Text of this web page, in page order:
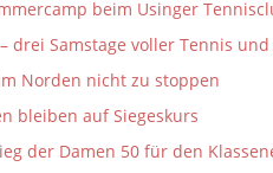
beim Usinger
drei Samstage voller Tennis
Norden nicht zu stoppen
bleiben auf Siegeskurs
der Damen 50 für den